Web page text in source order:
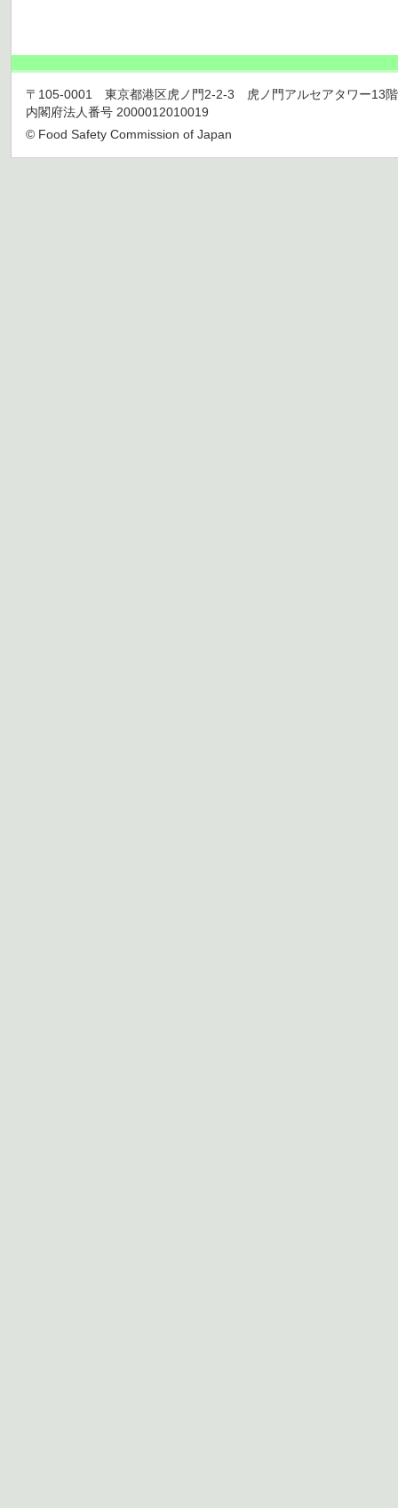
〒105-0001 東京都港区虎ノ門2-2-3 虎ノ門アルセアタワー13
内閣府法人番号 2000012010019
© Food Safety Commission of Japan